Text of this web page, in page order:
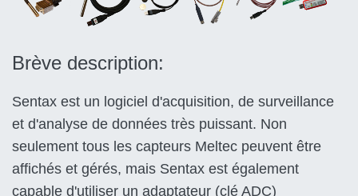
Brève description:
Sentax est un logiciel d'acquisition, de surveillance
et d'analyse de données très puissant. Non
seulement tous les capteurs Meltec peuvent être
affichés et gérés, mais Sentax est également
capable d'utiliser un adaptateur (clé ADC)